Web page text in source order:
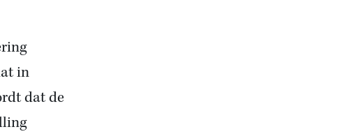
in
dat de